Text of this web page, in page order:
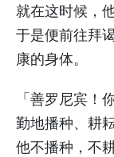
就在这时候，
于是便前往拜
康的身体。
「善罗尼宾！
勤地播种、耕
他不播种，不